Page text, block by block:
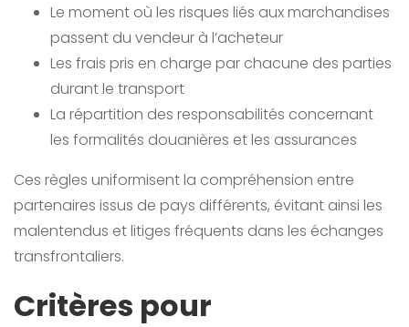
Le moment où les risques liés aux marchandises
passent du vendeur à l’acheteur
Les frais pris en charge par chacune des parties
durant le transport
La répartition des responsabilités concernant
les formalités douanières et les assurances
Ces règles uniformisent la compréhension entre
partenaires issus de pays différents, évitant ainsi les
malentendus et litiges fréquents dans les échanges
transfrontaliers.
Critères pour